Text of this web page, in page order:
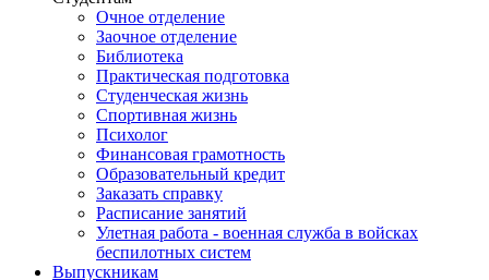
Очное отделение
Заочное отделение
Библиотека
Практическая подготовка
Студенческая жизнь
Спортивная жизнь
Психолог
Финансовая грамотность
Образовательный кредит
Заказать справку
Расписание занятий
Улетная работа - военная служба в войсках
беспилотных систем
Выпускникам